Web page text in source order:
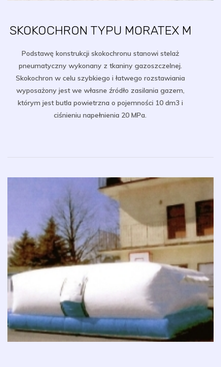
SKOKOCHRON TYPU MORATEX M
Podstawę konstrukcji skokochronu stanowi stelaż
pneumatyczny wykonany z tkaniny gazoszczelnej.
Skokochron w celu szybkiego i łatwego rozstawiania
wyposażony jest we własne źródło zasilania gazem,
którym jest butla powietrzna o pojemności 10 dm3 i
ciśnieniu napełnienia 20 MPa.